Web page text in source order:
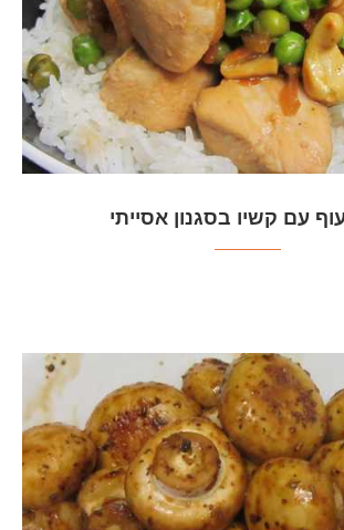
עם קשיו בסגנון אסייתי